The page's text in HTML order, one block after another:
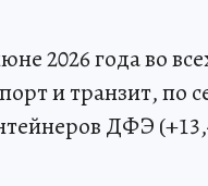
2026 года во
и транзит, по
ДФЭ